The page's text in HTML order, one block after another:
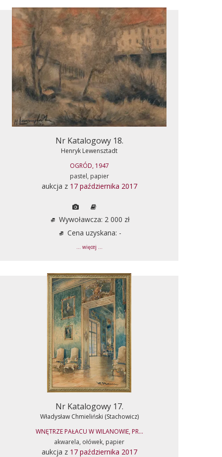
Nr Katalogowy 18.
Henryk Lewensztadt
OGRÓD, 1947
pastel, papier
aukcja z 17 października 2017
Wywoławcza: 2 000 zł
Cena uzyskana: -
... więcej ...
Nr Katalogowy 17.
Władysław Chmieliński (Stachowicz)
WNĘTRZE PAŁACU W WILANOWIE, PR...
akwarela, ołówek, papier
aukcja z 17 października 2017